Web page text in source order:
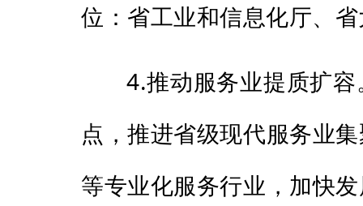
位：省工业和信息化厅、
4.推动服务业提质扩
点，推进省级现代服务业
等专业化服务行业，加快